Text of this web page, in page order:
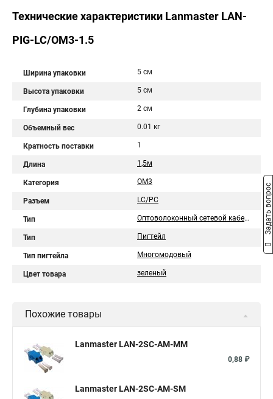
Технические характеристики Lanmaster LAN-
PIG-LC/OM3-1.5
Ширина упаковки 5 см
Высота упаковки 5 см
Глубина упаковки 2 см
Объемный вес 0.01 кг
Кратность поставки 1
Длина 1,5м
Категория OM3
Разъем LC/PC
Тип Оптоволоконный сетевой кабель
Тип Пигтейл
Тип пигтейла Многомодовый
Цвет товара зеленый
Похожие товары
Lanmaster LAN-2SC-AM-MM
0,88 ₽
Lanmaster LAN-2SC-AM-SM
Задать вопрос